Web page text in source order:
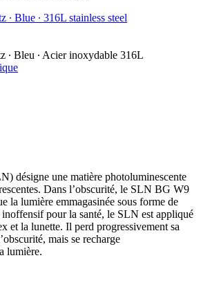
∙ Bleu ∙ Acier inoxydable 316L
désigne une matière photoluminescente
Dans l’obscurité, le SLN BG W9
la lumière emmagasinée sous forme de
pour la santé, le SLN est appliqué
et la lunette. Il perd progressivement sa
mais se recharge
lumière.